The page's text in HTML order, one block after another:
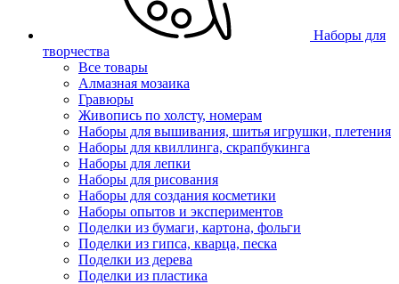
Наборы для
творчества
Все товары
Алмазная мозаика
Гравюры
Живопись по холсту, номерам
Наборы для вышивания, шитья игрушки, плетения
Наборы для квиллинга, скрапбукинга
Наборы для лепки
Наборы для рисования
Наборы для создания косметики
Наборы опытов и экспериментов
Поделки из бумаги, картона, фольги
Поделки из гипса, кварца, песка
Поделки из дерева
Поделки из пластика